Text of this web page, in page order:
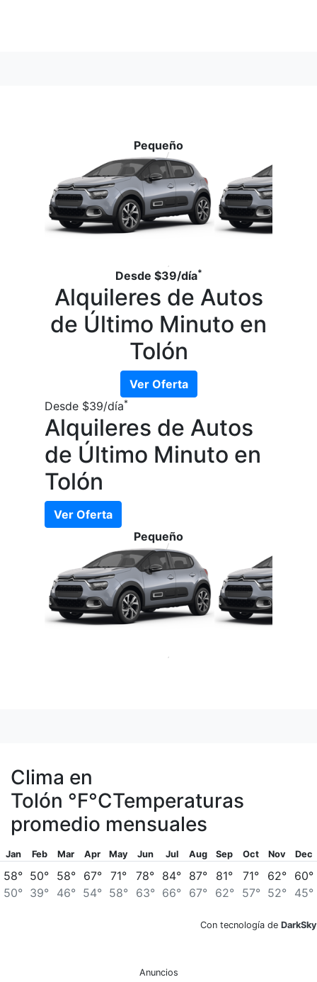
Pequeño
Desde $39/día*
Alquileres de Autos
de Último Minuto en
Tolón
Ver Oferta
Desde $39/día*
Alquileres de Autos
de Último Minuto en
Tolón
Ver Oferta
Pequeño
Clima en
Tolón °F°CTemperaturas
promedio mensuales
Jan
58°
50°
Feb
50°
39°
Mar
58°
46°
Apr
67°
54°
May
71°
58°
Jun
78°
63°
Jul
84°
66°
Aug
87°
67°
Sep
81°
62°
Oct
71°
57°
Nov
62°
52°
Dec
60°
45°
Con tecnología de DarkSky
Anuncios